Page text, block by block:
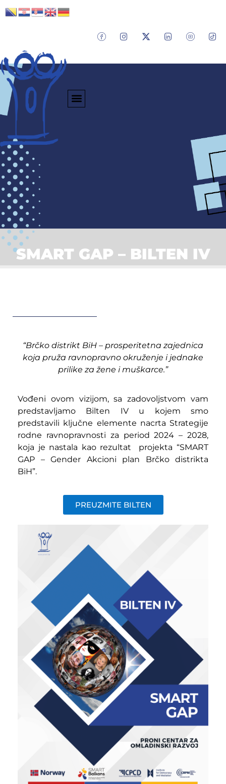
SMART GAP – BILTEN IV
“Brčko distrikt BiH – prosperitetna zajednica
koja pruža ravnopravno okruženje i jednake
prilike za žene i muškarce.”
Vođeni ovom vizijom, sa zadovoljstvom vam
predstavljamo Bilten IV u kojem smo
predstavili ključne elemente nacrta Strategije
rodne ravnopravnosti za period 2024 – 2028,
koja je nastala kao rezultat projekta “SMART
GAP – Gender Akcioni plan Brčko distrikta
BiH”.
PREUZMITE BILTEN